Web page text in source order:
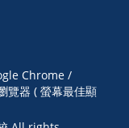
Chrome /
覽器 ( 螢幕最佳顯